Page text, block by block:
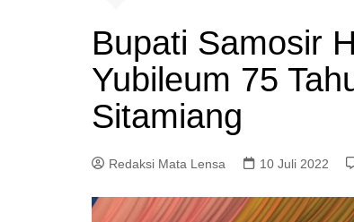
Bupati Samosir
Yubileum 75
Sitamiang
Redaksi Mata Lensa 10 Juli 2022